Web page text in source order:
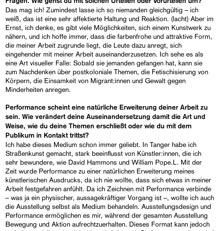
Das mag ich! Zumindest lasse ich so niemanden gleichgültig – ich
weiß, das ist eine sehr affektierte Haltung und Reaktion. (lacht) Aber im
Ernst, ich denke, es gibt viele Möglichkeiten, sich einem Kunstwerk zu
nähern, und ich hoffe immer, dass die farbenfrohe und attraktive Form,
die meiner Arbeit zugrunde liegt, die Leute dazu anregt, sich
eingehender mit meiner Arbeit auseinanderzusetzen. Ich sehe es als
eine Art visueller Falle: Sobald sie jemanden gefangen hat, kann sie
zum Nachdenken über postkoloniale Themen, die Fetischisierung von
Körpern, die Einsamkeit von Migrant:innen und Gewalt gegen
Minderheiten anregen.
Performance scheint eine natürliche Erweiterung deiner Arbeit zu
sein. Wie verändert deine Auseinandersetzung damit die Art und
Weise, wie du deine Themen erschließt oder wie du mit dem
Publikum in Kontakt trittst?
Ich habe dieses Medium schon immer geliebt. In Tanger habe ich
Straßenkunst gemacht, stark beeinflusst von Künstler:innen, die ich
sehr bewundere, wie David Hammons und William Pope.L. Mit der
Zeit wurde Performance zu einer natürlichen Erweiterung meines
künstlerischen Ausdrucks, da ich nie wollte, dass sich etwas in meiner
Arbeit festgefahren anfühlt. Da ich Zeichnen mit Performance verbinde
– was ja ein physischer, aussagekräftiger Vorgang ist –, wollte ich auch
die Ausstellung selbst als Medium behandeln. Ausstellungsdesign und
Performance ermöglichen es mir, während der gesamten Ausstellung
Bewegung und Aktion aufrechtzuerhalten. Dieses Format kann jedoch